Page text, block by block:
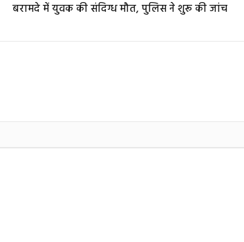
बरामदे में युवक की संदिग्ध मौत, पुलिस ने शुरू की जांच